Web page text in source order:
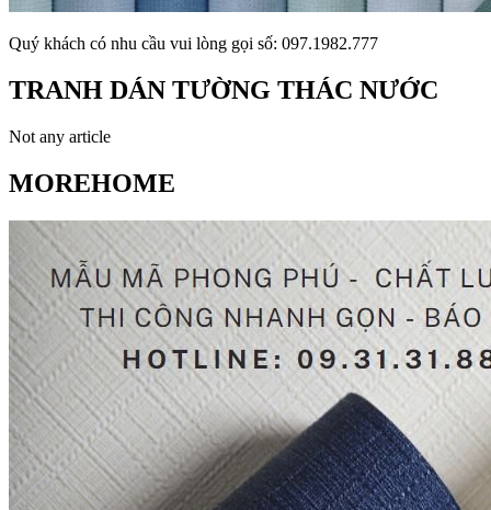
Quý khách có nhu cầu vui lòng gọi số: 097.1982.777
TRANH DÁN TƯỜNG THÁC NƯỚC
Not any article
MOREHOME